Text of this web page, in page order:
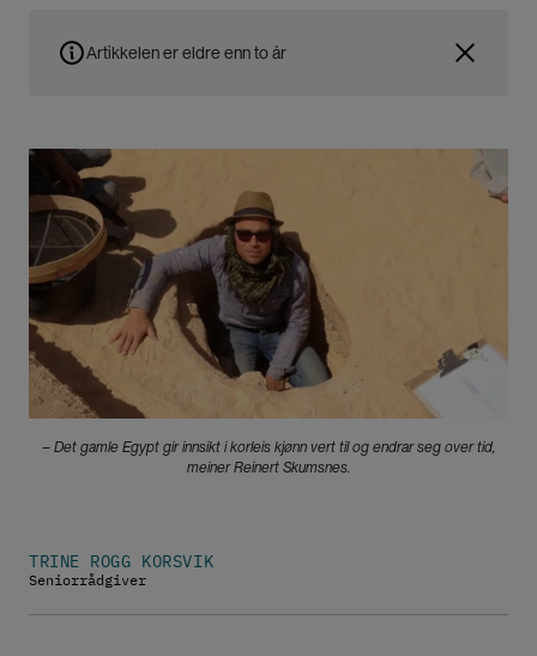
Artikkelen er eldre enn to år
Bilde
– Det gamle Egypt gir innsikt i korleis kjønn vert til og endrar seg over tid,
meiner Reinert Skumsnes.
TRINE ROGG KORSVIK
Seniorrådgiver